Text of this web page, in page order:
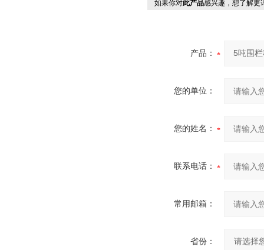
如果你对此产品感兴趣，想了解更
产品：
您的单位：
您的姓名：
联系电话：
常用邮箱：
省份：